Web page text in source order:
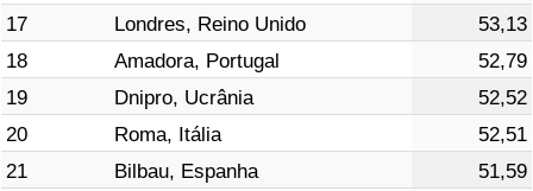
17
Londres, Reino Unido
53,13
18
Amadora, Portugal
52,79
19
Dnipro, Ucrânia
52,52
20
Roma, Itália
52,51
21
Bilbau, Espanha
51,59